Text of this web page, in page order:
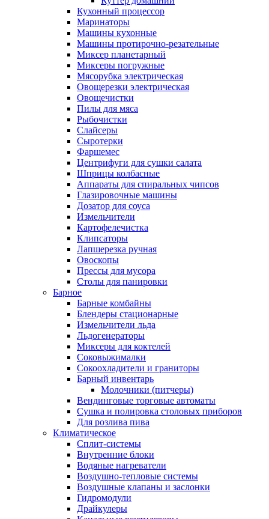
Кухонный процессор
Маринаторы
Машины кухонные
Машины протирочно-резательные
Миксер планетарный
Миксеры погружные
Мясорубка электрическая
Овощерезки электрическая
Овощечистки
Пилы для мяса
Рыбочистки
Слайсеры
Сыротерки
Фаршемес
Центрифуги для сушки салата
Шприцы колбасные
Аппараты для спиральных чипсов
Глазировочные машины
Дозатор для соуса
Измельчители
Картофелечистка
Клипсаторы
Лапшерезка ручная
Овоскопы
Прессы для мусора
Столы для панировки
Барное
Барные комбайны
Блендеры стационарные
Измельчители льда
Льдогенераторы
Миксеры для коктелей
Соковыжималки
Сокоохладители и граниторы
Барный инвентарь
Молочники (питчеры)
Вендинговые торговые автоматы
Сушка и полировка столовых приборов
Для розлива пива
Климатическое
Сплит-системы
Внутренние блоки
Водяные нагреватели
Воздушно-тепловые системы
Воздушные клапаны и заслонки
Гидромодули
Драйкулеры